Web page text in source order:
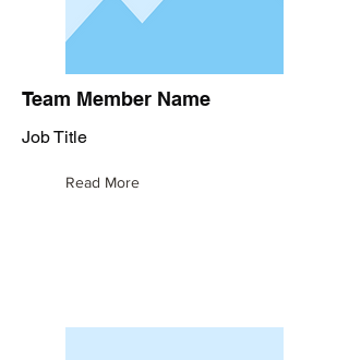
Team Member Name
Job Title
Read More